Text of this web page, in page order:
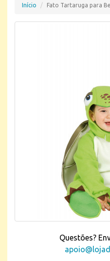
Início Fato Tartaruga para
Questões?